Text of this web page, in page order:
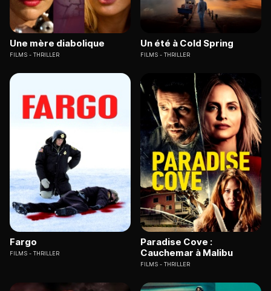
Une mère diabolique
FILMS THRILLER
Un été à Cold Spring
FILMS THRILLER
Fargo
FILMS THRILLER
Paradise Cove :
Cauchemar à Malibu
FILMS THRILLER